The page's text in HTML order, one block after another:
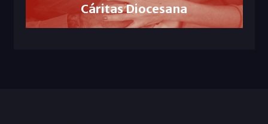
Cáritas Diocesana